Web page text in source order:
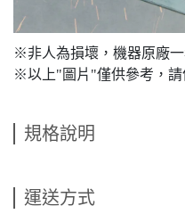
※非人為損壞，機器原廠
※以上"圖片"僅供參考，請
規格說明
運送方式